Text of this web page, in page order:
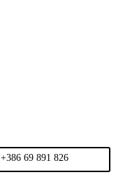
+386 69 891 826